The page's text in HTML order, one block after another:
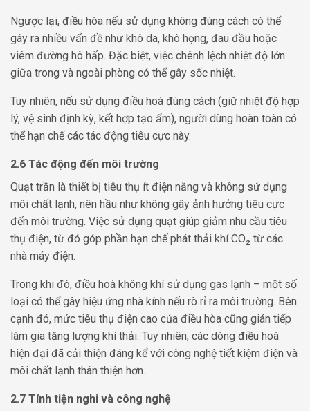
Ngược lại, điều hòa nếu sử dụng không đúng cách có thể
gây ra nhiều vấn đề như khô da, khô họng, đau đầu hoặc
viêm đường hô hấp. Đặc biệt, việc chênh lệch nhiệt độ lớn
giữa trong và ngoài phòng có thể gây sốc nhiệt.
Tuy nhiên, nếu sử dụng điều hoà đúng cách (giữ nhiệt độ hợp
lý, vệ sinh định kỳ, kết hợp tạo ẩm), người dùng hoàn toàn có
thể hạn chế các tác động tiêu cực này.
2.6 Tác động đến môi trường
Quạt trần là thiết bị tiêu thụ ít điện năng và không sử dụng
môi chất lạnh, nên hầu như không gây ảnh hưởng tiêu cực
đến môi trường. Việc sử dụng quạt giúp giảm nhu cầu tiêu
thụ điện, từ đó góp phần hạn chế phát thải khí CO₂ từ các
nhà máy điện.
Trong khi đó, điều hoà không khí sử dụng gas lạnh – một số
loại có thể gây hiệu ứng nhà kính nếu rò rỉ ra môi trường. Bên
cạnh đó, mức tiêu thụ điện cao của điều hòa cũng gián tiếp
làm gia tăng lượng khí thải. Tuy nhiên, các dòng điều hoà
hiện đại đã cải thiện đáng kể với công nghệ tiết kiệm điện và
môi chất lạnh thân thiện hơn.
2.7 Tính tiện nghi và công nghệ